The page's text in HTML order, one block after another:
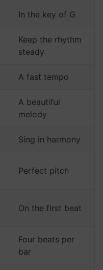
In the key of G
Keep the rhythm
steady
A fast tempo
A beautiful
melody
Sing in harmony
Perfect pitch
On the first beat
Four beats per
bar